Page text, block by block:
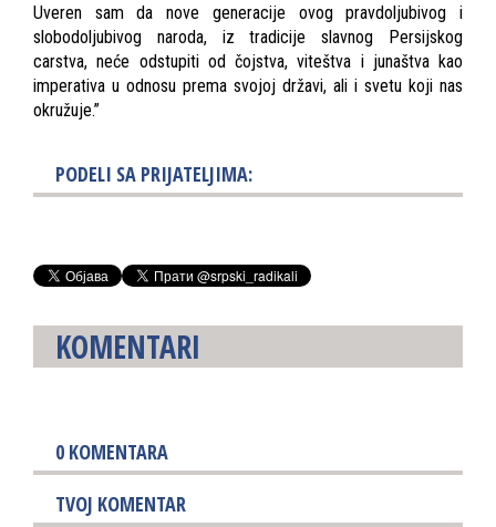
Uveren sam da nove generacije ovog pravdoljubivog i
slobodoljubivog naroda, iz tradicije slavnog Persijskog
carstva, neće odstupiti od čojstva, viteštva i junaštva kao
imperativa u odnosu prema svojoj državi, ali i svetu koji nas
okružuje.”
PODELI SA PRIJATELJIMA:
KOMENTARI
0 KOMENTARA
TVOJ KOMENTAR